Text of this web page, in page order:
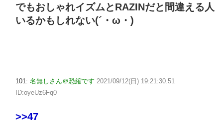
でもおしゃれイズムとRAZINだと間違える人
いるかもしれない(´・ω・)
101: 名無しさん＠恐縮です 2021/09/12(日) 19:21:30.51
ID:oyeUz6Fq0
>>47